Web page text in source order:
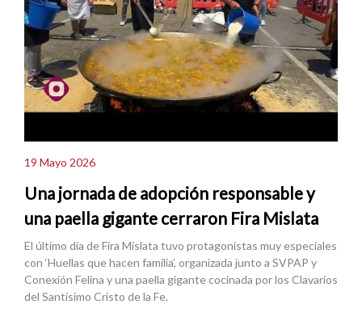
19 Mayo 2026
Una jornada de adopción responsable y
una paella gigante cerraron Fira Mislata
El último día de Fira Mislata tuvo protagonistas muy especiales
con ‘Huellas que hacen familia’, organizada junto a SVPAP y
Conexión Felina y una paella gigante cocinada por los Clavarios
del Santísimo Cristo de la Fe.